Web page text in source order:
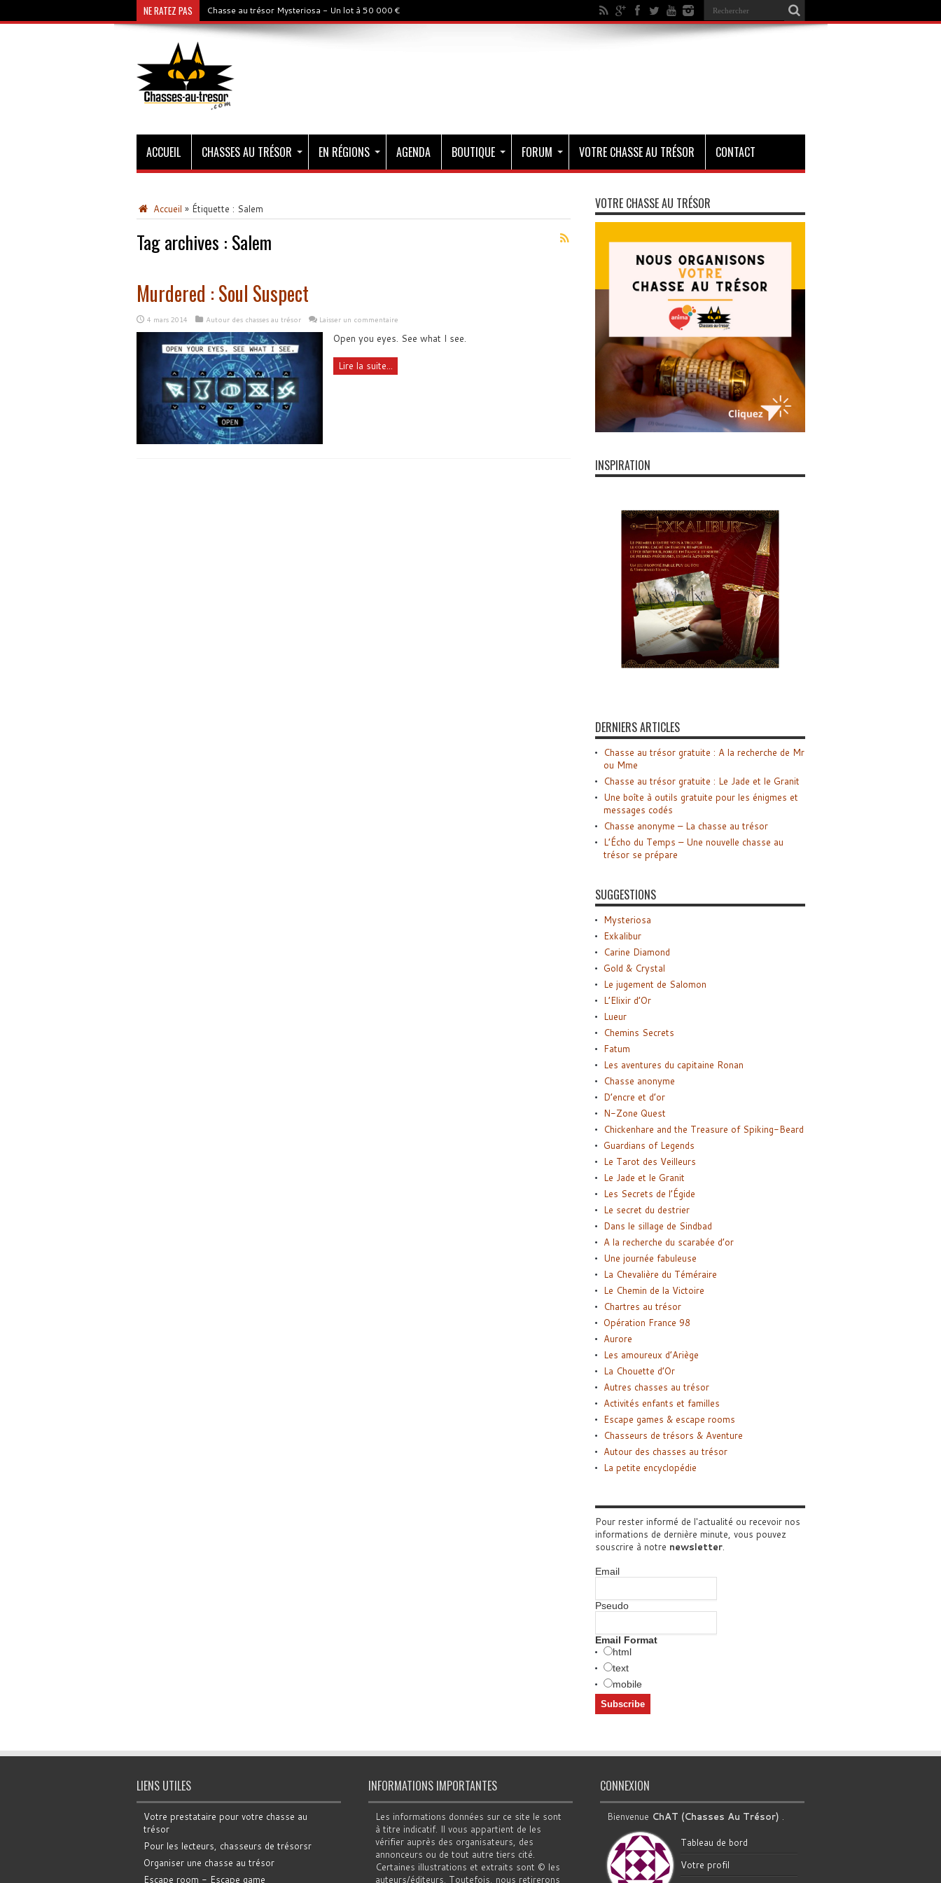
NE RATEZ PAS Chasse au trésor Mysteriosa - Un lot à 50 000 €
ACCUEIL CHASSES AU TRÉSOR EN RÉGIONS AGENDA BOUTIQUE FORUM VOTRE CHASSE AU TRÉSOR CONTACT
Accueil » Étiquette : Salem
Tag archives : Salem
Murdered : Soul Suspect
4 mars 2014 Autour des chasses au trésor Laisser un commentaire
Open you eyes. See what I see.
Lire la suite...
VOTRE CHASSE AU TRÉSOR
INSPIRATION
DERNIERS ARTICLES
Chasse au trésor gratuite : A la recherche de Mr
ou Mme
Chasse au trésor gratuite : Le Jade et le Granit
Une boîte à outils gratuite pour les énigmes et
messages codés
Chasse anonyme – La chasse au trésor
L’Écho du Temps – Une nouvelle chasse au
trésor se prépare
SUGGESTIONS
Mysteriosa
Exkalibur
Carine Diamond
Gold & Crystal
Le jugement de Salomon
L’Elixir d’Or
Lueur
Chemins Secrets
Fatum
Les aventures du capitaine Ronan
Chasse anonyme
D’encre et d’or
N-Zone Quest
Chickenhare and the Treasure of Spiking-Beard
Guardians of Legends
Le Tarot des Veilleurs
Le Jade et le Granit
Les Secrets de l’Égide
Le secret du destrier
Dans le sillage de Sindbad
A la recherche du scarabée d’or
Une journée fabuleuse
La Chevalière du Téméraire
Le Chemin de la Victoire
Chartres au trésor
Opération France 98
Aurore
Les amoureux d’Ariège
La Chouette d’Or
Autres chasses au trésor
Activités enfants et familles
Escape games & escape rooms
Chasseurs de trésors & Aventure
Autour des chasses au trésor
La petite encyclopédie
Pour rester informé de l'actualité ou recevoir nos
informations de dernière minute, vous pouvez
souscrire à notre newsletter.
Email
Pseudo
Email Format
html
text
mobile
LIENS UTILES
Votre prestataire pour votre chasse au
trésor
Pour les lecteurs, chasseurs de trésorsr
Organiser une chasse au trésor
Escape room - Escape game
INFORMATIONS IMPORTANTES
Les informations données sur ce site le sont
à titre indicatif. Il vous appartient de les
vérifier auprès des organisateurs, des
annonceurs ou de tout autre tiers cité.
Certaines illustrations et extraits sont © les
auteurs/éditeurs. Toutefois, nous retirerons
CONNEXION
Bienvenue ChAT (Chasses Au Trésor) .
Tableau de bord
Votre profil